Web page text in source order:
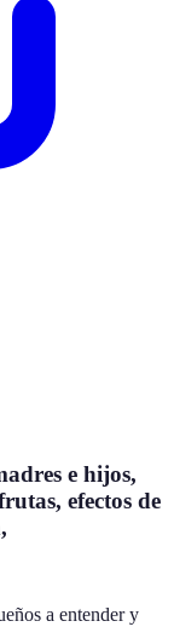
e hijos,
efectos de
a entender y